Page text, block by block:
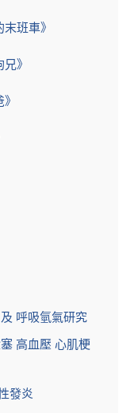
班車》
》
呼吸氫氣研究
高血壓 心肌梗
發炎